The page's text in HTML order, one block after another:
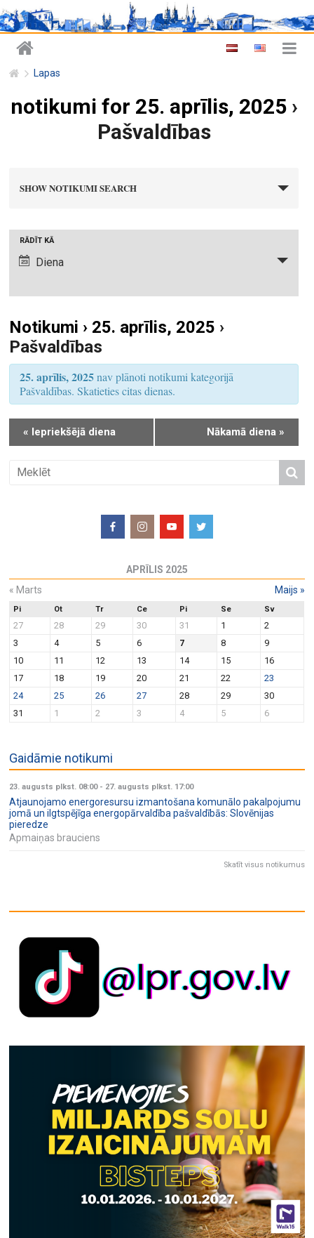
Lapas
notikumi for 25. aprīlis, 2025›
Pašvaldības
i
S
e
a
c
h
a
d
s
N
a
v
g
a
t
n
SHOW NOTIKUMI SEARCH
i
u
m
s
i
e
N
t
i
o
n
RĀDĪT KĀ
Diena
Notikumi › 25. aprīlis, 2025 ›
Pašvaldības
25. aprīlis, 2025nav plānoti notikumi kategorijā
Pašvaldības. Skatieties citas dienas.
« Iepriekšējā diena Nākamā diena »
APRĪLIS 2025
« Marts Maijs »
Pi Ot Tr Ce Pi Se Sv
27 28 29 30 31 1
2
3
4 5 6 7 8
9
10
11 12 13 14 15
16
17
18 19 20 21 22
23
24
25 26 27 28 29
30
31
1 2 3 4 5 6
Gaidāmie notikumi
23. augusts plkst. 08:00- 27. augusts plkst. 17:00
Atjaunojamo energoresursu izmantošana komunālo pakalpojumu
jomā un ilgtspējīga energopārvaldība pašvaldībās: Slovēnijas
pieredze
Apmaiņas brauciens
Skatīt visus notikumus